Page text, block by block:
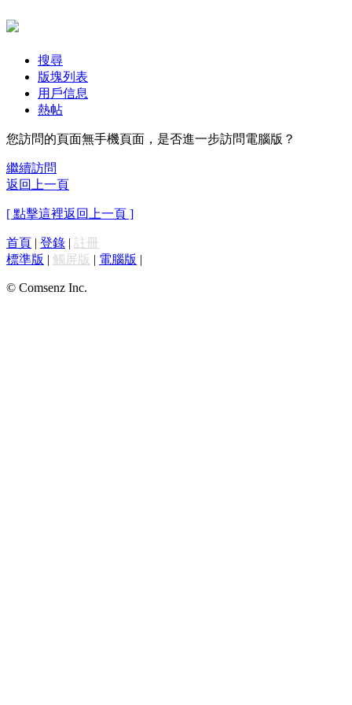
搜尋
版塊列表
用戶信息
熱帖
您訪問的頁面無手機頁面，是否進一步訪問電腦版？
繼續訪問
返回上一頁
[ 點擊這裡返回上一頁 ]
首頁 | 登錄 | 註冊
標準版 | 觸屏版 | 電腦版 |
© Comsenz Inc.